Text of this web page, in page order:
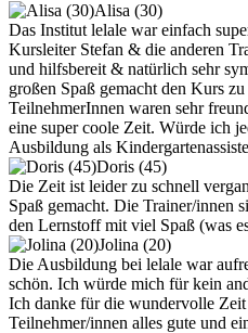
Alisa (30)
Das Institut lelale war einfach
Kursleiter Stefan & die anderen
und hilfsbereit & natürlich sehr
großen Spaß gemacht den Kurs
TeilnehmerInnen waren sehr
eine super coole Zeit. Würde ich
Ausbildung als
Doris (45)
Die Zeit ist leider zu schnell
Spaß gemacht. Die Trainer/innen
den Lernstoff mit viel Spaß (was
Jolina (20)
Die Ausbildung bei lelale war
schön. Ich würde mich für kein
Ich danke für die wundervolle
Teilnehmer/innen alles gute und